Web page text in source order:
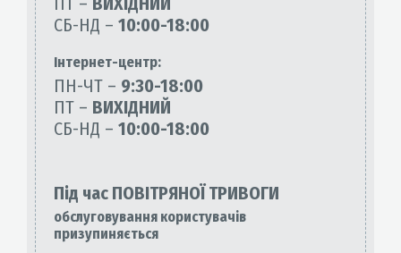
СБ-НД – 10:00-18:00
Інтернет-центр:
ПН-ЧТ – 9:30-18:00
ПТ – ВИХІДНИЙ
СБ-НД – 10:00-18:00
Під час ПОВІТРЯНОЇ ТРИВОГИ
обслуговування користувачів
призупиняється